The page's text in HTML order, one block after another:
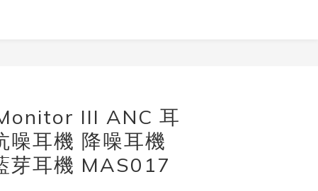
III ANC 耳
噪耳機 降噪耳機
芽耳機 MAS017